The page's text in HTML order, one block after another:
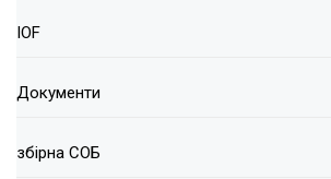
IOF
Документи
збірна СОБ